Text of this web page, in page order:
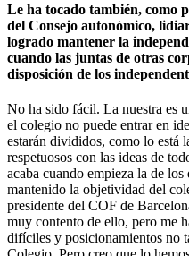
Le ha tocado también, como
del Consejo autonómico,
logrado mantener la
cuando las juntas de otras
disposición de los
No ha sido fácil. La nuestra es
el colegio no puede entrar en
estarán divididos, como lo está
respetuosos con las ideas de
acaba cuando empieza la de
mantenido la objetividad del
presidente del COF de
muy contento de ello, pero me
difíciles y posicionamientos no